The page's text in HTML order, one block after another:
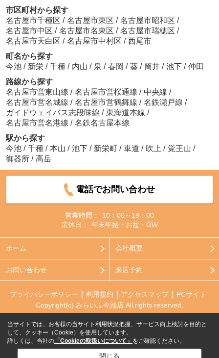
市区町村から探す
名古屋市千種区 / 名古屋市東区 / 名古屋市昭和区 /
名古屋市中区 / 名古屋市名東区 / 名古屋市瑞穂区 /
名古屋市天白区 / 名古屋市中村区 / 西尾市
町名から探す
今池 / 新栄 / 千種 / 内山 / 泉 / 春岡 / 葵 / 筒井 / 池下 / 仲田
路線から探す
名古屋市営東山線 / 名古屋市営桜通線 / 中央線 /
名古屋市営名城線 / 名古屋市営鶴舞線 / 名鉄瀬戸線 /
ガイドウェイバス志段味線 / 東海道本線 /
名古屋市営名港線 / 名鉄名古屋本線
駅から探す
今池 / 千種 / 本山 / 池下 / 新栄町 / 車道 / 吹上 / 覚王山 /
御器所 / 高岳
電話でお問い合わせ
営業時間：
10：00～19：00
定休日：
年末年始・お盆・GW
ホーム 会社概要
お問い合わせ 来店予約
プライバシーポリシー 利用規約 アクセスマップ
PCサイト
Copyright(c) みらいふ今池店 All rights reserved.
当サイトでは、お客様の当サイト利用状況把握、サービス向上検討を目的と
して、クッキー（Cookie）を使用しています。
詳しくは、当社の 「Cookieの取扱いについて」 をご確認ください。
閉じる